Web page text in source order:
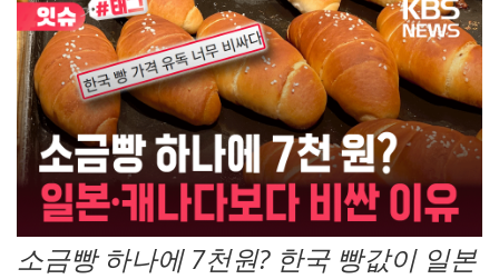
소금빵 하나에 7천원? 한국 빵값이 일본